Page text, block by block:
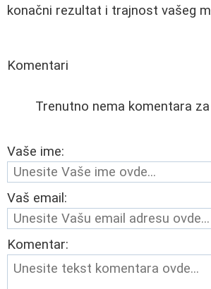
konačni rezultat i trajnost vašeg
Komentari
Trenutno nema komentara
Vaše ime:
Vaš email:
Komentar: